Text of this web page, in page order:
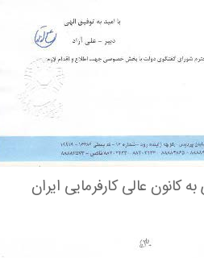
کانون عالی کارفرمایی ایران